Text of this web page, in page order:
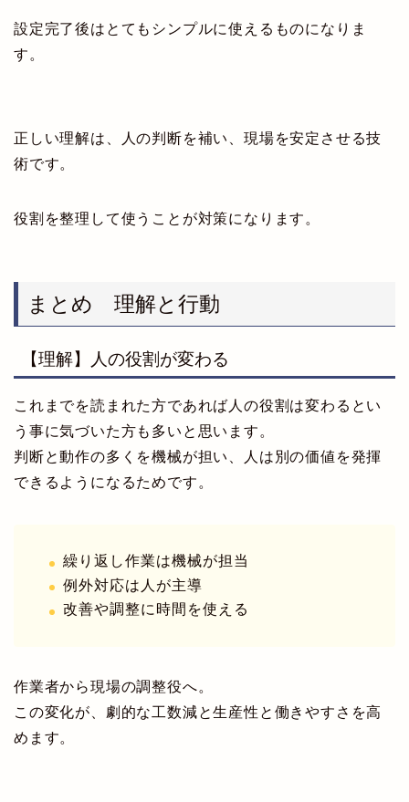
設定完了後はとてもシンプルに使えるものになりま
す。
正しい理解は、人の判断を補い、現場を安定させる技
術です。
役割を整理して使うことが対策になります。
まとめ 理解と行動
【理解】人の役割が変わる
これまでを読まれた方であれば人の役割は変わるとい
う事に気づいた方も多いと思います。
判断と動作の多くを機械が担い、人は別の価値を発揮
できるようになるためです。
繰り返し作業は機械が担当
例外対応は人が主導
改善や調整に時間を使える
作業者から現場の調整役へ。
この変化が、劇的な工数減と生産性と働きやすさを高
めます。